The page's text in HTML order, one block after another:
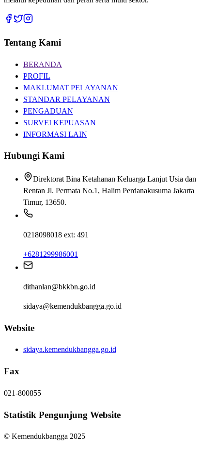
Tentang Kami
BERANDA
PROFIL
MAKLUMAT PELAYANAN
STANDAR PELAYANAN
PENGADUAN
SURVEI KEPUASAN
INFORMASI LAIN
Hubungi Kami
Direktorat Bina Ketahanan Keluarga Lanjut Usia dan
Rentan Jl. Permata No.1, Halim Perdanakusuma Jakarta
Timur, 13650.
0218098018 ext: 491
+6281299986001
dithanlan@bkkbn.go.id
sidaya@kemendukbangga.go.id
Website
sidaya.kemendukbangga.go.id
Fax
021-800855
Statistik Pengunjung Website
© Kemendukbangga 2025